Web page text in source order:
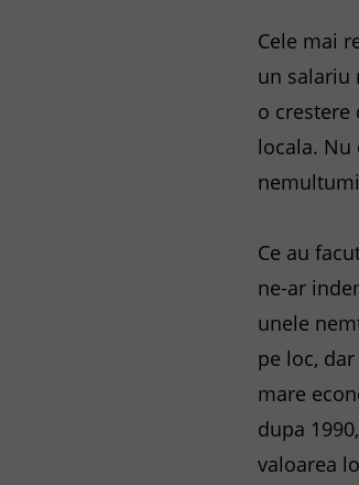
Cele mai
un salariu
o
locala. Nu
Ce au
ne-ar
unele
pe loc,
mare
dupa
valoarea